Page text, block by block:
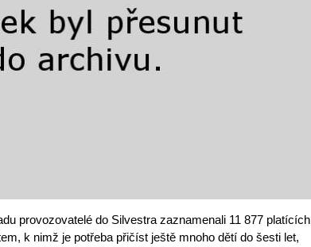
provozovatelé do Silvestra zaznamenali 11 877 platících
k nimž je potřeba přičíst ještě mnoho dětí do šesti let,